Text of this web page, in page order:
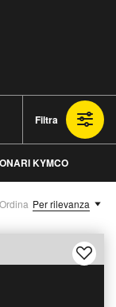
Filtra
KYMCO
Ordina Per rilevanza